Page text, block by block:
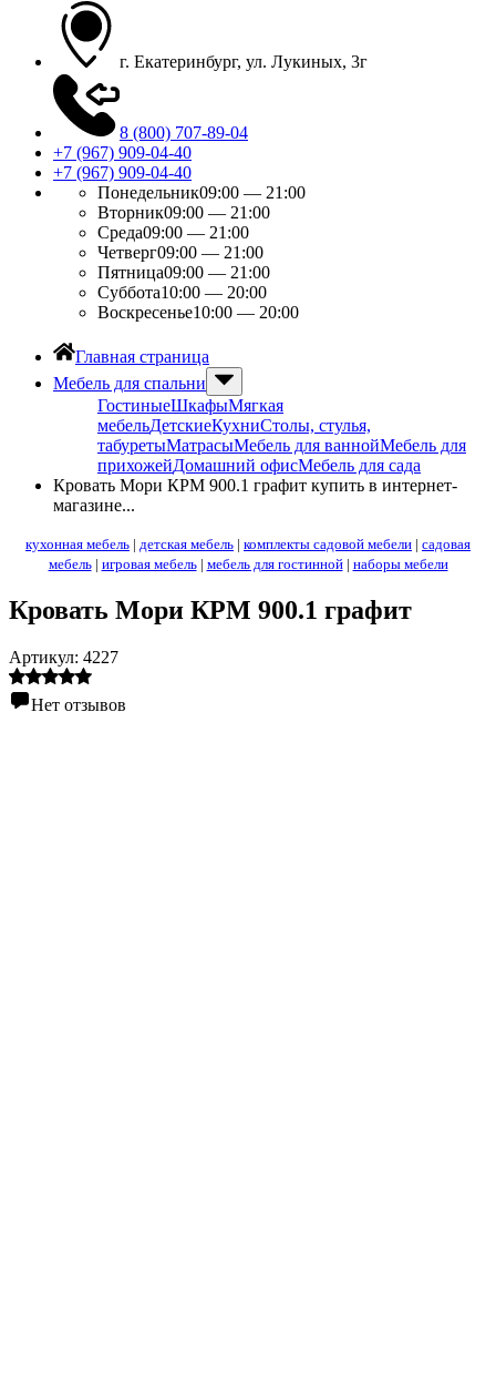
г. Екатеринбург, ул. Лукиных, 3г
8 (800) 707-89-04
+7 (967) 909-04-40
+7 (967) 909-04-40
Понедельник09:00 — 21:00
Вторник09:00 — 21:00
Среда09:00 — 21:00
Четверг09:00 — 21:00
Пятница09:00 — 21:00
Суббота10:00 — 20:00
Воскресенье10:00 — 20:00
Главная страница
Мебель для спальни
ГостиныеШкафыМягкая
мебельДетскиеКухниСтолы, стулья,
табуретыМатрасыМебель для ваннойМебель для
прихожейДомашний офисМебель для сада
Кровать Мори КРМ 900.1 графит купить в интернет-
магазине...
кухонная мебель | детская мебель | комплекты садовой мебели | садовая
мебель| игровая мебель| мебель для гостинной| наборы мебели
Кровать Мори КРМ 900.1 графит
Артикул: 4227
Нет отзывов